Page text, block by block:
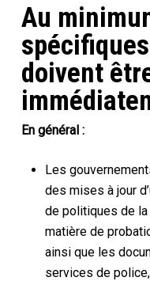
Au
doivent
En général :
Les
des mises à jour
de politiques de
matière de
ainsi que les
services de